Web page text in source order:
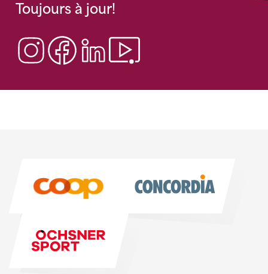
Toujours à jour!